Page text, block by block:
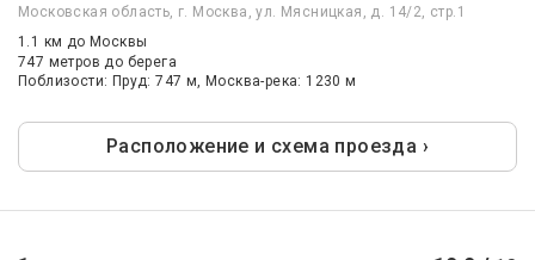
Московская область, г. Москва, ул. Мясницкая, д. 14/2, стр.1
1.1 км до Москвы
747 метров до берега
Поблизости: Пруд: 747 м, Москва-река: 1230 м
Расположение и схема проезда ›